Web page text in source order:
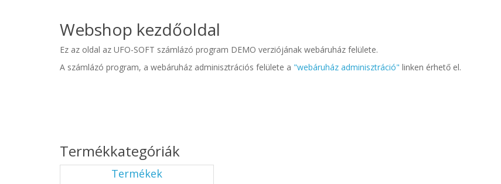
Webshop kezdőoldal
Ez az oldal az UFO-SOFT számlázó program DEMO verziójának webáruház felülete.
A számlázó program, a webáruház adminisztrációs felülete a "webáruház adminisztráció" linken érhető el.
Termékkategóriák
Termékek